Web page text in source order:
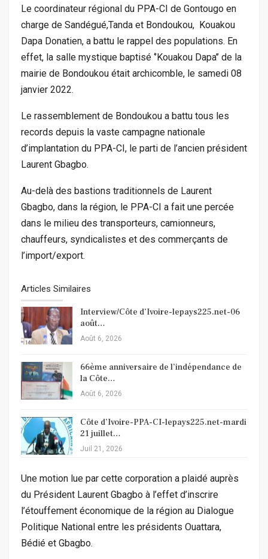
Le coordinateur régional du PPA-CI de Gontougo en
charge de Sandégué,Tanda et Bondoukou, Kouakou
Dapa Donatien, a battu le rappel des populations. En
effet, la salle mystique baptisé ‘’Kouakou Dapa’’ de la
mairie de Bondoukou était archicomble, le samedi 08
janvier 2022.
Le rassemblement de Bondoukou a battu tous les
records depuis la vaste campagne nationale
d’implantation du PPA-CI, le parti de l’ancien président
Laurent Gbagbo.
Au-delà des bastions traditionnels de Laurent
Gbagbo, dans la région, le PPA-CI a fait une percée
dans le milieu des transporteurs, camionneurs,
chauffeurs, syndicalistes et des commerçants de
l’import/export.
Articles Similaires
Interview/Côte d’Ivoire-lepays225.net-06
août…
Août 6, 2026
66ème anniversaire de l’indépendance de
la Côte…
Août 6, 2026
Côte d’Ivoire-PPA-CI-lepays225.net-mardi
21 juillet…
Juil 21, 2026
Une motion lue par cette corporation a plaidé auprès
du Président Laurent Gbagbo à l’effet d’inscrire
l’étouffement économique de la région au Dialogue
Politique National entre les présidents Ouattara,
Bédié et Gbagbo.